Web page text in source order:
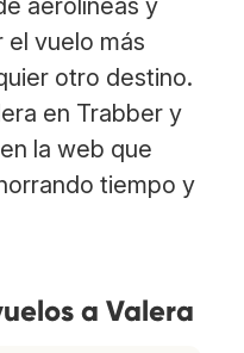
el vuelo más
otro destino.
en Trabber y
la web que
tiempo y
a Valera